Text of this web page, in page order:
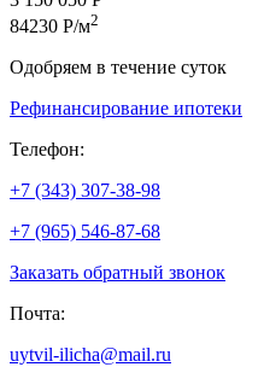
84230 Р/м2
Одобряем в течение суток
Рефинансирование ипотеки
Телефон:
+7 (343) 307-38-98
+7 (965) 546-87-68
Заказать обратный звонок
Почта:
uytvil-ilicha@mail.ru